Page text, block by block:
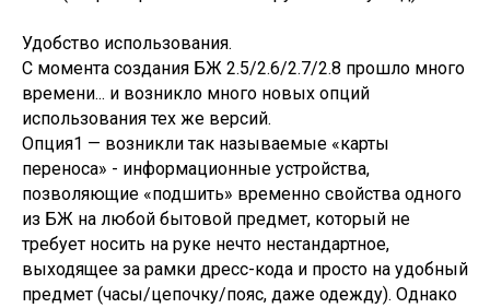
Удобство использования.
С момента создания БЖ 2.5/2.6/2.7/2.8 прошло много
времени... и возникло много новых опций
использования тех же версий.
Опция1 — возникли так называемые «карты
переноса» - информационные устройства,
позволяющие «подшить» временно свойства одного
из БЖ на любой бытовой предмет, который не
требует носить на руке нечто нестандартное,
выходящее за рамки дресс-кода и просто на удобный
предмет (часы/цепочку/пояс, даже одежду). Однако